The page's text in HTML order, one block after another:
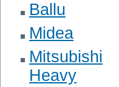
Ballu
Midea
Mitsubishi
Heavy